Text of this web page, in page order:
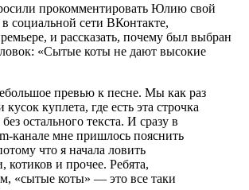
прокомментировать Юлию свой
социальной сети ВКонтакте,
и рассказать, почему был выбран
«Сытые коты не дают высокие
превью к песне. Мы как раз
куплета, где есть эта строчка
остального текста. И сразу в
канале мне пришлось пояснить
что я начала ловить
котиков и прочее. Ребята,
«сытые коты» — это все таки